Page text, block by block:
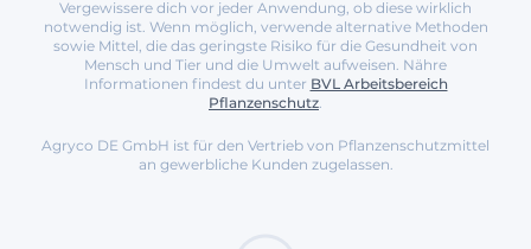
Vergewissere dich vor jeder Anwendung, ob diese wirklich
notwendig ist. Wenn möglich, verwende alternative Methoden
sowie Mittel, die das geringste Risiko für die Gesundheit von
Mensch und Tier und die Umwelt aufweisen. Nähre
Informationen findest du unter BVL Arbeitsbereich
Pflanzenschutz.
Agryco DE GmbH ist für den Vertrieb von Pflanzenschutzmittel
an gewerbliche Kunden zugelassen.